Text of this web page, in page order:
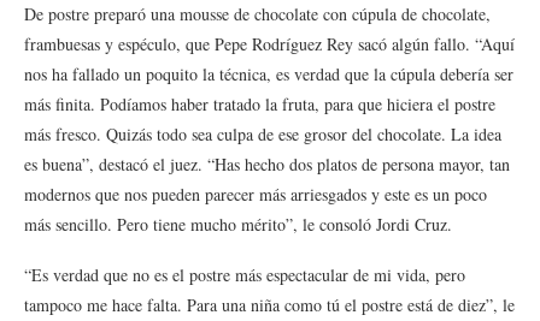
De postre preparó una mousse de chocolate con cúpula de chocolate,
frambuesas y espéculo, que Pepe Rodríguez Rey sacó algún fallo. “Aquí
nos ha fallado un poquito la técnica, es verdad que la cúpula debería ser
más finita. Podíamos haber tratado la fruta, para que hiciera el postre
más fresco. Quizás todo sea culpa de ese grosor del chocolate. La idea
es buena”, destacó el juez. “Has hecho dos platos de persona mayor, tan
modernos que nos pueden parecer más arriesgados y este es un poco
más sencillo. Pero tiene mucho mérito”, le consoló Jordi Cruz.
“Es verdad que no es el postre más espectacular de mi vida, pero
tampoco me hace falta. Para una niña como tú el postre está de diez”, le